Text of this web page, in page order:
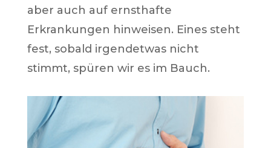
aber auch auf ernsthafte
Erkrankungen hinweisen. Eines steht
fest, sobald irgendetwas nicht
stimmt, spüren wir es im Bauch.